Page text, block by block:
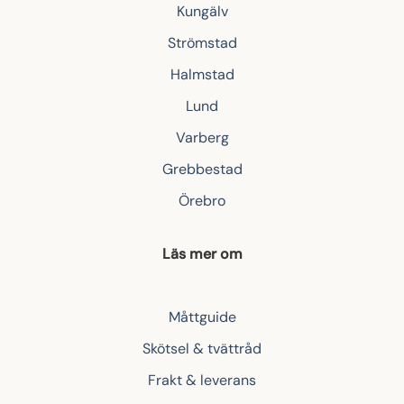
Kungälv
Strömstad
Halmstad
Lund
Varberg
Grebbestad
Örebro
Läs mer om
Måttguide
Skötsel & tvättråd
Frakt & leverans